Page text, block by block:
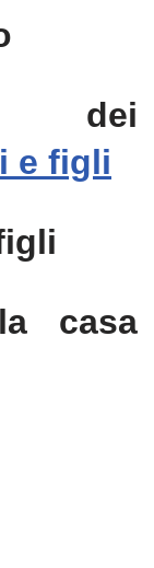
dei
e figli
casa